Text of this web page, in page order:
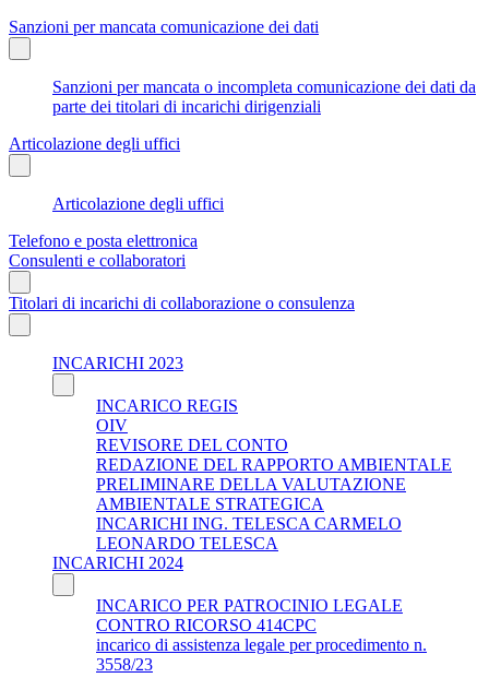
Sanzioni per mancata comunicazione dei dati
Sanzioni per mancata o incompleta comunicazione dei dati da
parte dei titolari di incarichi dirigenziali
Articolazione degli uffici
Articolazione degli uffici
Telefono e posta elettronica
Consulenti e collaboratori
Titolari di incarichi di collaborazione o consulenza
INCARICHI 2023
INCARICO REGIS
OIV
REVISORE DEL CONTO
REDAZIONE DEL RAPPORTO AMBIENTALE
PRELIMINARE DELLA VALUTAZIONE
AMBIENTALE STRATEGICA
INCARICHI ING. TELESCA CARMELO
LEONARDO TELESCA
INCARICHI 2024
INCARICO PER PATROCINIO LEGALE
CONTRO RICORSO 414CPC
incarico di assistenza legale per procedimento n.
3558/23